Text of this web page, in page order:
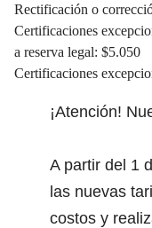
Rectificación o
Certificaciones
a reserva legal: $5.050
Certificaciones
¡Atención!
A partir del 1
las nuevas
costos y